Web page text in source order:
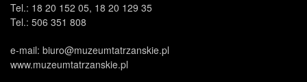
Tel.: 18 20 152 05, 18 20 129 35
Tel.: 506 351 808
e-mail: biuro@muzeumtatrzanskie.pl
www.muzeumtatrzanskie.pl